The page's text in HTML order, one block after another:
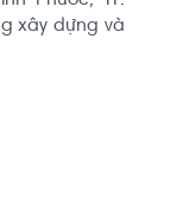
xây dựng và